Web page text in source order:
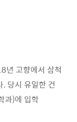
년 고향에서 삼척
당시 유일한 건
과)에 입학